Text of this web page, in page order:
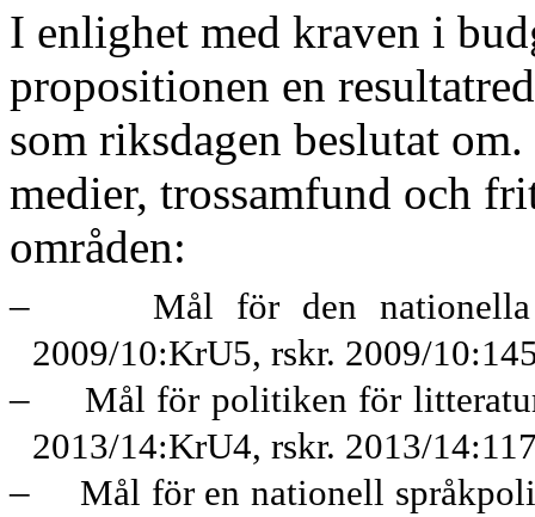
I enlighet med kraven i
propositionen en
som riksdagen beslutat
medier, trossamfund och
områden:
–
Mål för den
2009/10:KrU5, rskr. 2009/
–
Mål för politiken för
2013/14:KrU4, rskr. 2013/
–
Mål för en nationell